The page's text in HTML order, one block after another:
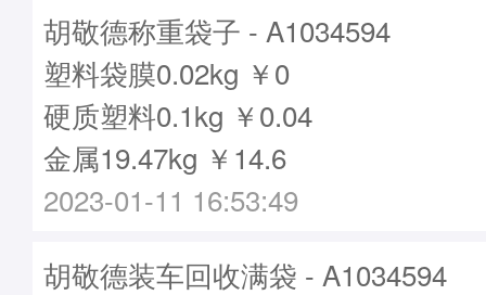
胡敬德称重袋子 - A1034594
塑料袋膜0.02kg ￥0
硬质塑料0.1kg ￥0.04
金属19.47kg ￥14.6
2023-01-11 16:53:49
胡敬德装车回收满袋 - A1034594